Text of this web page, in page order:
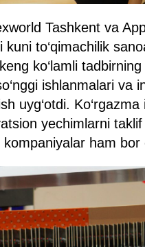
Tashkent va
kuni to‘qimachilik
ko‘lamli tadbirning
ishlanmalari
uyg‘otdi.
yechimlarni
ham bor